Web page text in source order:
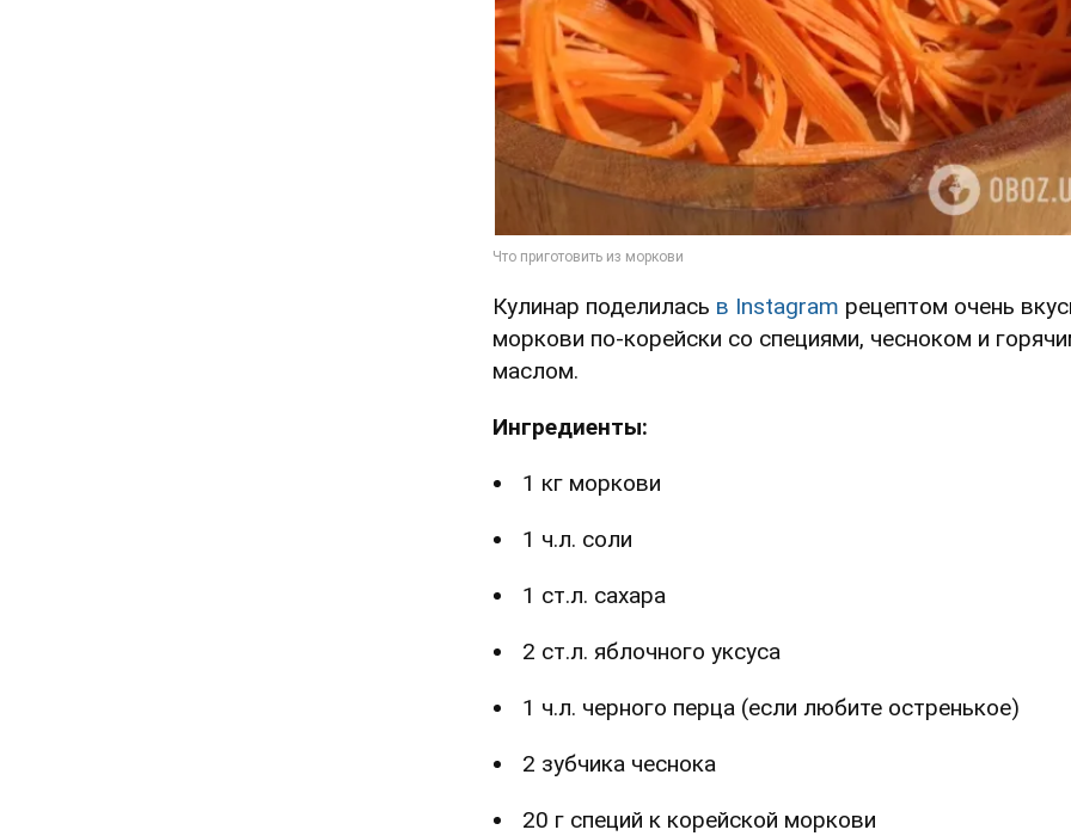
Кулинар поделилась в Instagram рецептом очень
моркови по-корейски со специями, чесноком и
маслом.
Ингредиенты:
1 кг моркови
1 ч.л. соли
1 ст.л. сахара
2 ст.л. яблочного уксуса
1 ч.л. черного перца (если любите остренькое)
2 зубчика чеснока
20 г специй к корейской моркови